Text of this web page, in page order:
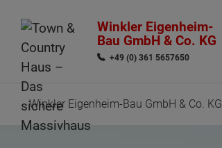
Winkler Eigenheim-
Bau GmbH & Co. KG
+49 (0) 361 5657650
Winkler Eigenheim-Bau GmbH & Co. KG